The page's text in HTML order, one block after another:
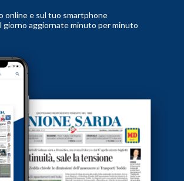
online e sul tuo smartphone
giorno aggiornate minuto per minuto